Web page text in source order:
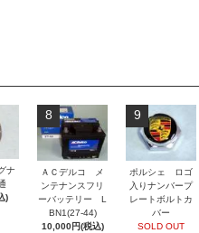
ナ
)
8
ＡＣデルコ メ
ンテナンスフリ
ーバッテリー L
BN1(27-44)
10,000円(税込)
9
ポルシェ ロゴ
入りナンバープ
レートボルトカ
バー
SOLD OUT